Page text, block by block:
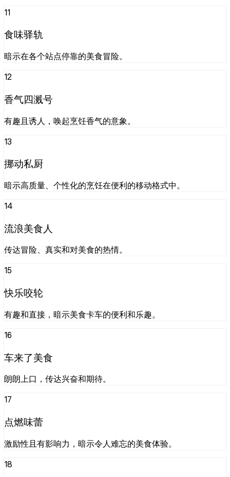
11
食味驿轨
暗示在各个站点停靠的美食冒险。
12
香气四溅号
有趣且诱人，唤起烹饪香气的意象。
13
挪动私厨
暗示高质量、个性化的烹饪在便利的移动格式中。
14
流浪美食人
传达冒险、真实和对美食的热情。
15
快乐咬轮
有趣和直接，暗示美食卡车的便利和乐趣。
16
车来了美食
朗朗上口，传达兴奋和期待。
17
点燃味蕾
激励性且有影响力，暗示令人难忘的美食体验。
18